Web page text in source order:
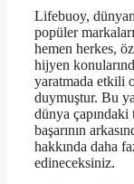
Lifebuoy,
popüler
hemen herkes,
hijyen
yaratmada etkili
duymuştur. Bu
dünya çapındaki
başarının
hakkında daha
edineceksiniz.